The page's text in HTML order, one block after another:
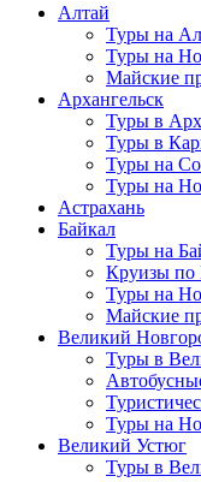
Алтай
Туры на
Туры на
Майские
Архангельск
Туры в
Туры в
Туры на
Туры на
Астрахань
Байкал
Туры на
Круизы по
Туры на
Майские
Великий
Туры в
Туры на
Великий Устюг
Туры в